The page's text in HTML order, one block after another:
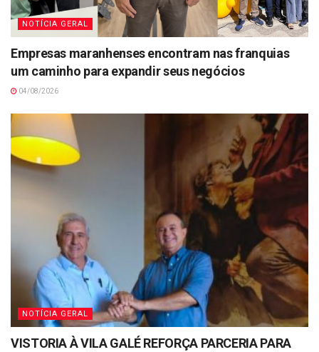
NOTÍCIA GERAL
Empresas maranhenses encontram nas franquias
um caminho para expandir seus negócios
04/08/2026
NOTÍCIA GERAL
VISTORIA À VILA GALÉ REFORÇA PARCERIA PARA